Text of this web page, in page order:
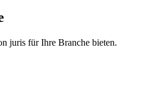
juris für Ihre Branche bieten.